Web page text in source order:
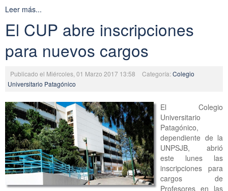
Leer más...
El CUP abre inscripciones
para nuevos cargos
Publicado el Miércoles, 01 Marzo 2017 13:58 Categoría:Colegio
Universitario Patagónico
El Colegio
Universitario
Patagónico,
dependiente de la
UNPSJB, abrió
este lunes las
inscripciones para
cargos de
Profesores en las